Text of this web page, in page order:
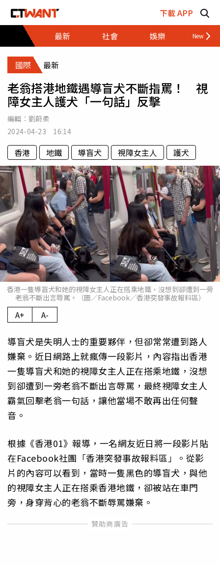
下載 APP
最新
社會 娛樂 財經
國際 最新
老翁搭港地鐵遇導盲犬不斷指罵！ 視
障女主人護犬「一句話」反擊
編輯： 劉蔚柔
2024-04-23 16:14
香港 地鐵 導盲犬 視障女主人 護犬
香港一隻導盲犬和她的視障女主人正在搭乘地鐵，沒想到卻遭到一旁
老翁不斷出言辱罵。（圖／Facebook／香港突發事故報料區）
A+ A-
導盲犬是失明人士的重要夥伴，但卻常常遭到路人
嫌棄。近日網路上就瘋傳一段影片，內容指出香港
一隻導盲犬和她的視障女主人正在搭乘地鐵，沒想
到卻遭到一旁老翁不斷出言辱罵，最終視障女主人
霸氣回擊老翁一句話，讓他當場不敢再出任何聲
音。
根據《香港01》報導，一名網友近日將一段影片貼
在Facebook社團「香港突發事故報料區」。從影
片的內容可以看到，當時一隻黑色的導盲犬，與他
的視障女主人正在搭乘香港地鐵，卻被站在車門
旁，身穿背心的老翁不斷辱罵嫌棄。